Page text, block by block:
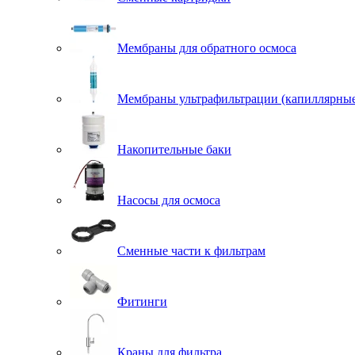
Мембраны для обратного осмоса
Мембраны ультрафильтрации
Накопительные баки
Насосы для осмоса
Сменные части к фильтрам
Фитинги
Краны для фильтра